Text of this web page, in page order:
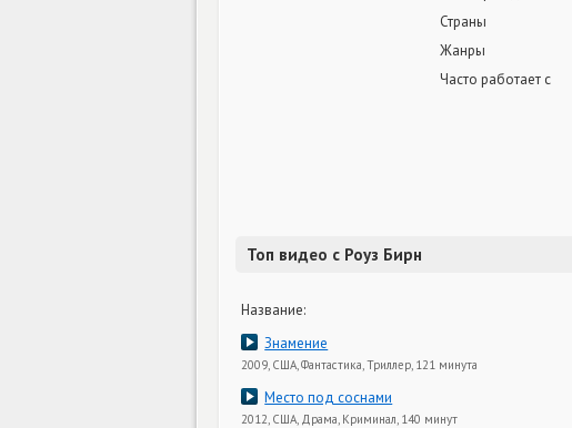
Страны
Жанры
Часто работает с
Топ видео с Роуз Бирн
Название:
Знамение
2009, США, Фантастика, Триллер, 121 минута
Место под соснами
2012, США, Драма, Криминал, 140 минут